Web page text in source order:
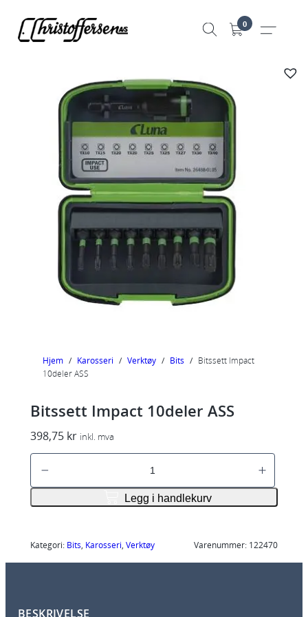
0
Hjem / Karosseri / Verktøy / Bits / Bitssett Impact
10deler ASS
Bitssett Impact 10deler ASS
398,75 kr inkl. mva
B
e
t
Legg i handlekurv
Kategori: Bits, Karosseri, Verktøy Varenummer: 122470
BESKRIVELSE